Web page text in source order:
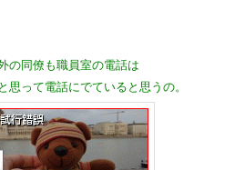
の同僚も職員室の電話は
思って電話にでていると思うの。